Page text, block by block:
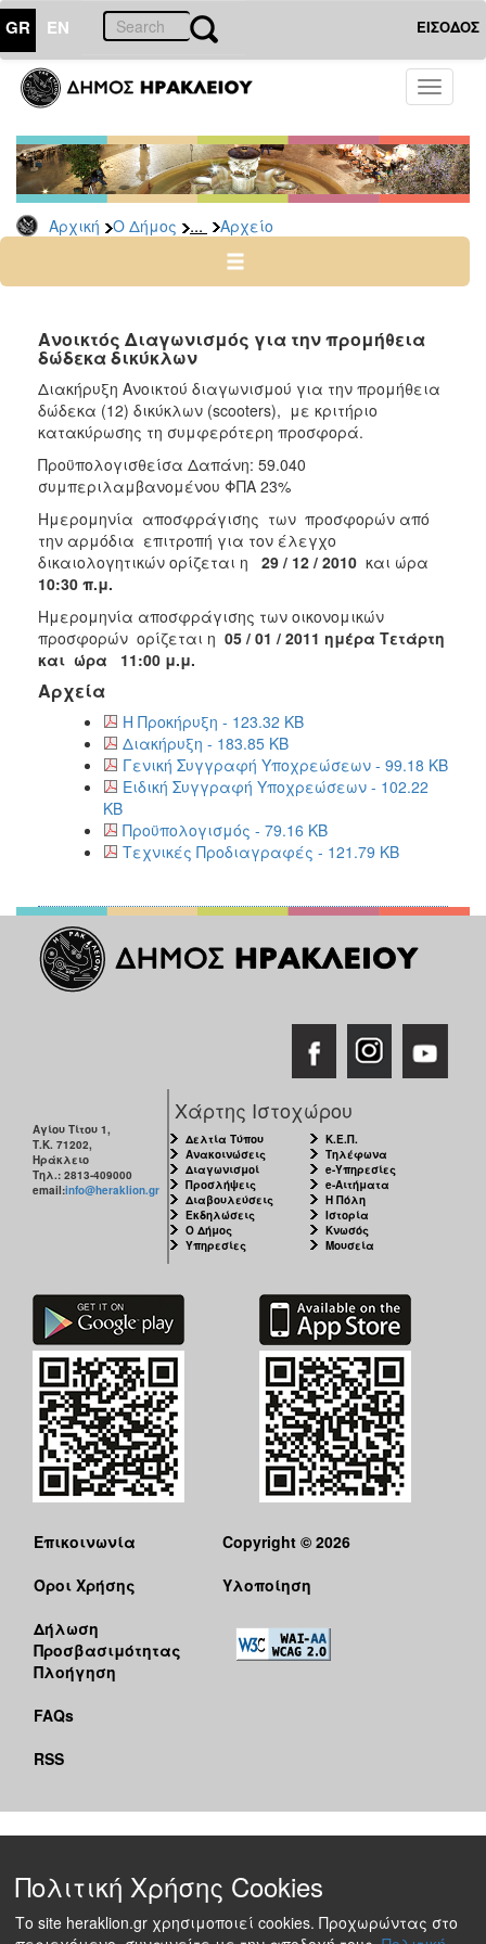
GR EN ΕΙΣΟΔΟΣ
Toggle
Αρχική Ο Δήμος ... Αρχείο
ΔΗΜΟΣ
Διακηρύξεις
-
Δημοπρασίες
Αρχείο
2025
2023
2022
2021
2020
2019
2018
2017
2016
2015
2013
ΠΟΛΙΤΙΣΜΟΣ
Ανοικτός Διαγωνισμός για την προμήθεια
δώδεκα δικύκλων
Διακήρυξη Ανοικτού διαγωνισμού για την προμήθεια
δώδεκα (12) δικύκλων (scooters), με κριτήριο
κατακύρωσης τη συμφερότερη προσφορά.
Προϋπολογισθείσα Δαπάνη: 59.040
συμπεριλαμβανομένου ΦΠΑ 23%
Ημερομηνία αποσφράγισης των προσφορών από
την αρμόδια επιτροπή για τον έλεγχο
δικαιολογητικών ορίζεται η
29 / 12 / 2010 και ώρα
10:30 π.μ.
Ημερομηνία αποσφράγισης των οικονομικών
προσφορών ορίζεται η 05 / 01 / 2011 ημέρα Τετάρτη
και ώρα 11:00 μ.μ.
Αρχεία
Η Προκήρυξη - 123.32 KB
Διακήρυξη - 183.85 KB
Γενική Συγγραφή Υποχρεώσεων - 99.18 KB
Ειδική Συγγραφή Υποχρεώσεων - 102.22
KB
Προϋπολογισμός - 79.16 KB
Τεχνικές Προδιαγραφές - 121.79 KB
Αγίου Τίτου 1,
Τ.Κ. 71202,
Ηράκλειο
Τηλ.: 2813-409000
email:info@heraklion.gr
Χάρτης Ιστοχώρου
Δελτία Τύπου
Ανακοινώσεις
Διαγωνισμοί
Προσλήψεις
Διαβουλεύσεις
Εκδηλώσεις
Ο Δήμος
Υπηρεσίες
Κ.Ε.Π.
Τηλέφωνα
e-Υπηρεσίες
e-Αιτήματα
Η Πόλη
Ιστορία
Κνωσός
Μουσεία
Επικοινωνία
Όροι Χρήσης
Δήλωση
Προσβασιμότητας
Πλοήγηση
FAQs
RSS
Copyright © 2026
Υλοποίηση
Πολιτική Χρήσης Cookies
Το site heraklion.gr χρησιμοποιεί cookies. Προχωρώντας στο